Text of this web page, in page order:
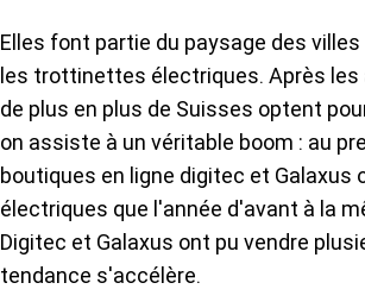
Elles font partie du paysage des
les trottinettes électriques. Après
de plus en plus de Suisses optent
on assiste à un véritable boom : au
boutiques en ligne digitec et
électriques que l'année d'avant à la
Digitec et Galaxus ont pu vendre
tendance s'accélère.